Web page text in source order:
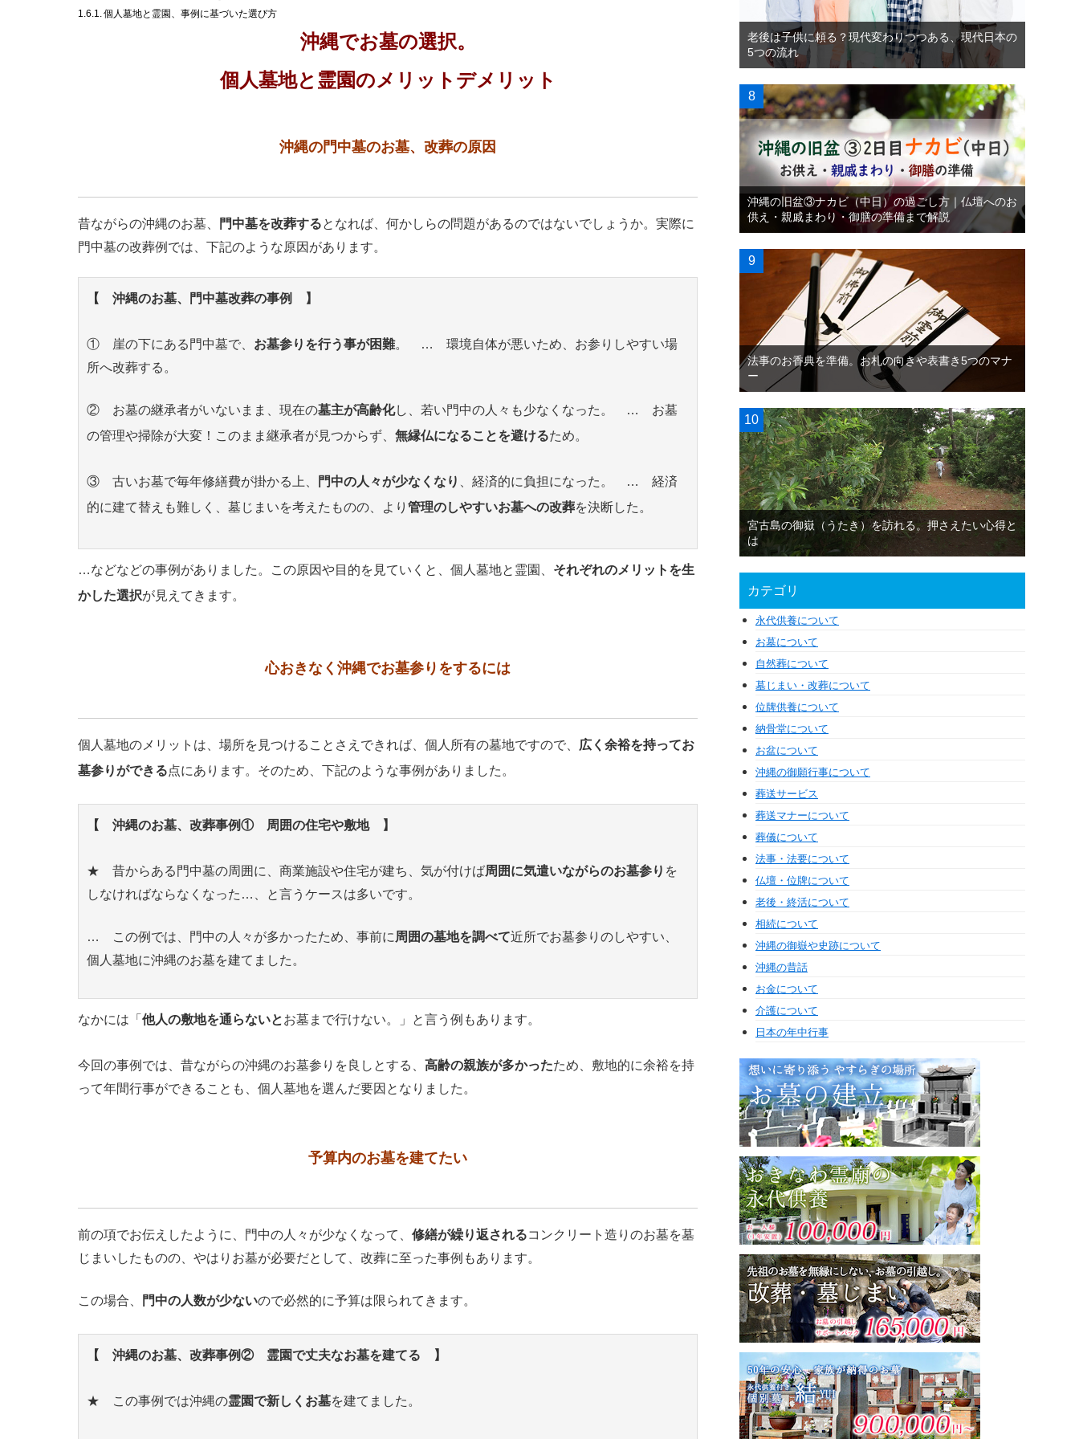
個人墓地と霊園、事例に基づいた選び方
沖縄でお墓の選択。
個人墓地と霊園のメリットデメリット
沖縄の門中墓のお墓、改葬の原因
昔ながらの沖縄のお墓、 門中墓を改葬するとなれば、何かしらの問題があるのではないでしょうか。実際に
門中墓の改葬例では、下記のような原因があります。
【 沖縄のお墓、門中墓改葬の事例 】
① 崖の下にある門中墓で、 お墓参りを行う事が困難。 … 環境自体が悪いため、お参りしやすい場
所へ改葬する。
② お墓の継承者がいないまま、現在の墓主が高齢化し、若い門中の人々も少なくなった。 … お墓
の管理や掃除が大変！このまま継承者が見つからず、 無縁仏になることを避けるため。
③ 古いお墓で毎年修繕費が掛かる上、 門中の人々が少なくなり
、経済的に負担になった。 … 経済
的に建て替えも難しく、墓じまいを考えたものの、より 管理のしやすいお墓への改葬を決断した。
…などなどの事例がありました。この原因や目的を見ていくと、個人墓地と霊園、 それぞれのメリットを生
かした選択が見えてきます。
心おきなく沖縄でお墓参りをするには
個人墓地のメリットは、場所を見つけることさえできれば、個人所有の墓地ですので、 広く余裕を持ってお
墓参りができる点にあります。そのため、下記のような事例がありました。
【 沖縄のお墓、改葬事例① 周囲の住宅や敷地 】
★ 昔からある門中墓の周囲に、商業施設や住宅が建ち、気が付けば周囲に気遣いながらのお墓参り を
しなければならなくなった…、と言うケースは多いです。
… この例では、門中の人々が多かったため、事前に 周囲の墓地を調べて近所でお墓参りのしやすい、
個人墓地に沖縄のお墓を建てました。
なかには「 他人の敷地を通らないとお墓まで行けない。」と言う例もあります。
今回の事例では、昔ながらの沖縄のお墓参りを良しとする、 高齢の親族が多かったため、敷地的に余裕を持
って年間行事ができることも、個人墓地を選んだ要因となりました。
予算内のお墓を建てたい
前の項でお伝えしたように、門中の人々が少なくなって、 修繕が繰り返されるコンクリート造りのお墓を墓
じまいしたものの、やはりお墓が必要だとして、改葬に至った事例もあります。
この場合、 門中の人数が少ないので必然的に予算は限られてきます。
【 沖縄のお墓、改葬事例② 霊園で丈夫なお墓を建てる 】
★ この事例では沖縄の霊園で新しくお墓を建てました。
老後は子供に頼る？現代変わりつつある、現代日本の
5つの流れ
沖縄の旧盆③ナカビ（中日）の過ごし方｜仏壇へのお
供え・親戚まわり・御膳の準備まで解説
法事のお香典を準備。お札の向きや表書き5つのマナ
ー
宮古島の御嶽（うたき）を訪れる。押さえたい心得と
は
カテゴリ
永代供養について
お墓について
自然葬について
墓じまい・改葬について
位牌供養について
納骨堂について
お盆について
沖縄の御願行事について
葬送サービス
葬送マナーについて
葬儀について
法事・法要について
仏壇・位牌について
老後・終活について
相続について
沖縄の御嶽や史跡について
沖縄の昔話
お金について
介護について
日本の年中行事